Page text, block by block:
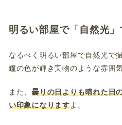
明るい部屋で「自然光
なるべく明るい部屋で自然光で
瞳の色が輝き実物のような雰囲
また、曇りの日よりも晴れた日
い印象になりますよ。